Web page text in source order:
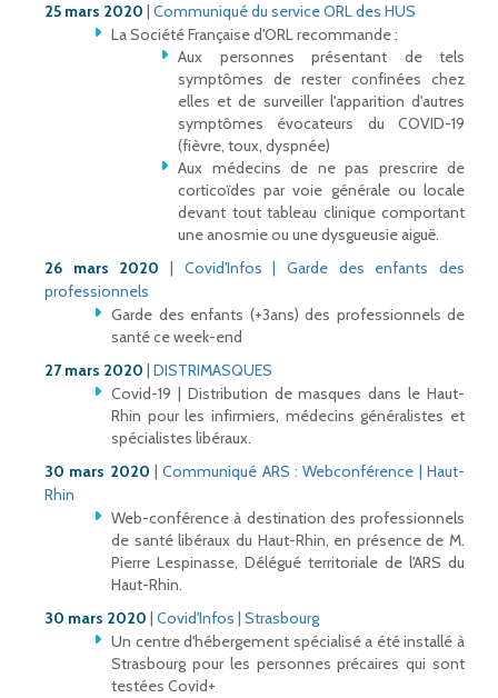
25 mars 2020 | Communiqué du service ORL des HUS
La Société Française d'ORL recommande :
Aux personnes présentant de tels
symptômes de rester confinées chez
elles et de surveiller l'apparition d'autres
symptômes évocateurs du COVID-19
(fièvre, toux, dyspnée)
Aux médecins de ne pas prescrire de
corticoïdes par voie générale ou locale
devant tout tableau clinique comportant
une anosmie ou une dysgueusie aiguë.
26 mars 2020 | Covid'Infos | Garde des enfants des
professionnels
Garde des enfants (+3ans) des professionnels de
santé ce week-end
27 mars 2020 | DISTRIMASQUES
Covid-19 | Distribution de masques dans le Haut-
Rhin pour les infirmiers, médecins généralistes et
spécialistes libéraux.
30 mars 2020 |Communiqué ARS : Webconférence | Haut-
Rhin
Web-conférence à destination des professionnels
de santé libéraux du Haut-Rhin, en présence de M.
Pierre Lespinasse, Délégué territoriale de l'ARS du
Haut-Rhin.
30 mars 2020 | Covid'Infos | Strasbourg
Un centre d'hébergement spécialisé a été installé à
Strasbourg pour les personnes précaires qui sont
testées Covid+